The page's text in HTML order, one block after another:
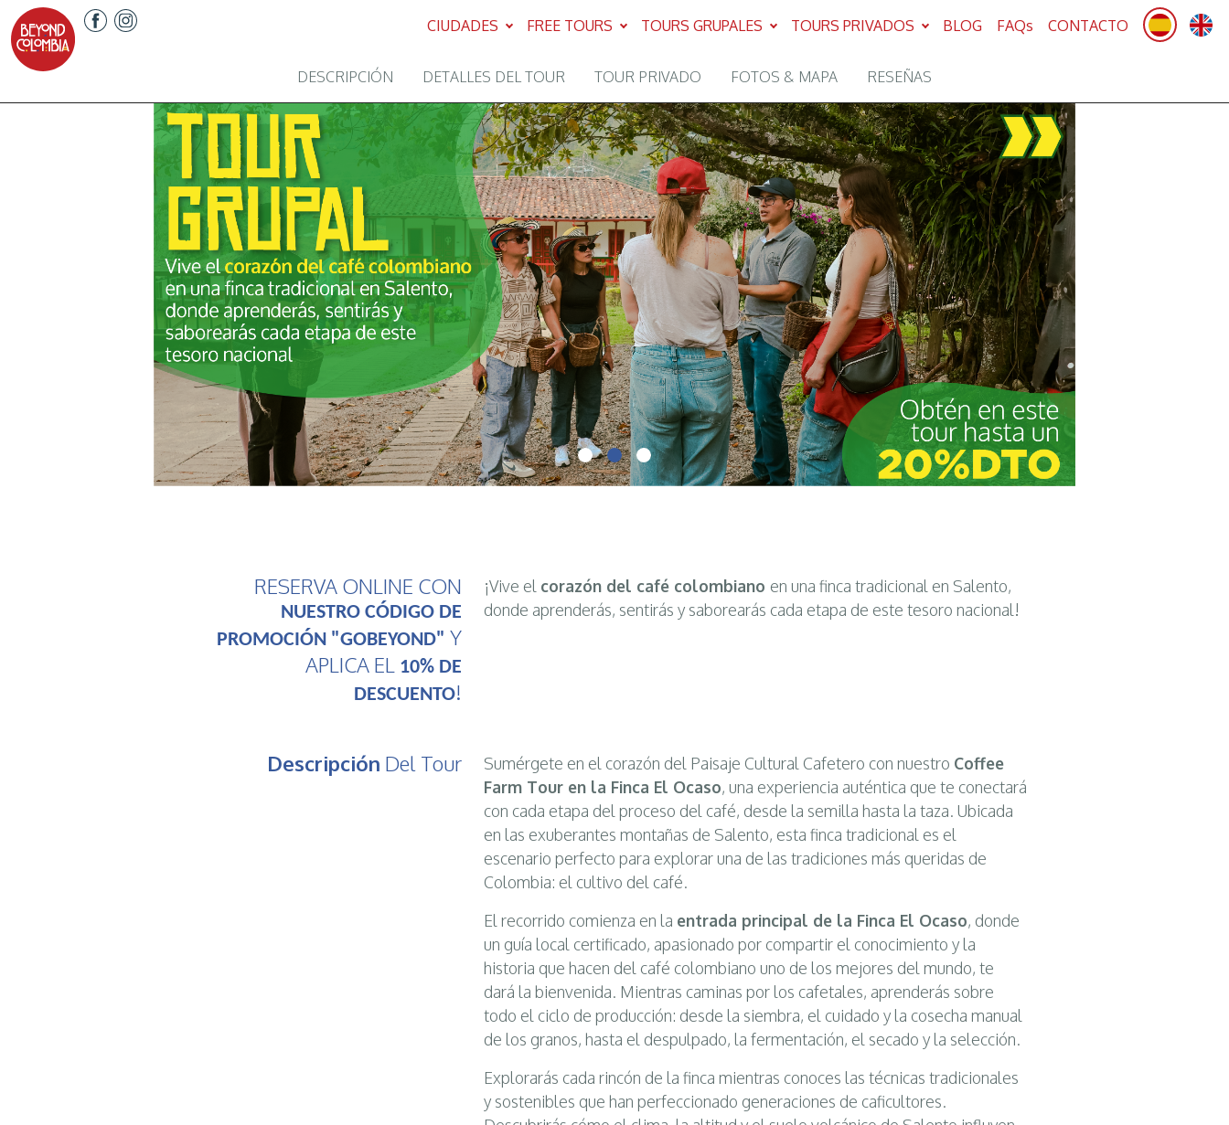
CIUDADES FREE TOURS TOURS GRUPALES TOURS PRIVADOS BLOG FAQs CONTACTO
DESCRIPCIÓN DETALLES DEL TOUR TOUR PRIVADO FOTOS & MAPA RESEÑAS
RESERVA ONLINE CON
NUESTRO CÓDIGO DE
PROMOCIÓN "GOBEYOND" Y
APLICA EL 10% DE
DESCUENTO!
¡Vive el corazón del café colombiano en una finca tradicional en Salento,
donde aprenderás, sentirás y saborearás cada etapa de este tesoro nacional!
Descripción Del Tour Sumérgete en el corazón del Paisaje Cultural Cafetero con nuestro Coffee
Farm Tour en la Finca El Ocaso, una experiencia auténtica que te conectará
con cada etapa del proceso del café, desde la semilla hasta la taza. Ubicada
en las exuberantes montañas de Salento, esta finca tradicional es el
escenario perfecto para explorar una de las tradiciones más queridas de
Colombia: el cultivo del café.
El recorrido comienza en la entrada principal de la Finca El Ocaso, donde
un guía local certificado, apasionado por compartir el conocimiento y la
historia que hacen del café colombiano uno de los mejores del mundo, te
dará la bienvenida. Mientras caminas por los cafetales, aprenderás sobre
todo el ciclo de producción: desde la siembra, el cuidado y la cosecha manual
de los granos, hasta el despulpado, la fermentación, el secado y la selección.
Explorarás cada rincón de la finca mientras conoces las técnicas tradicionales
y sostenibles que han perfeccionado generaciones de caficultores.